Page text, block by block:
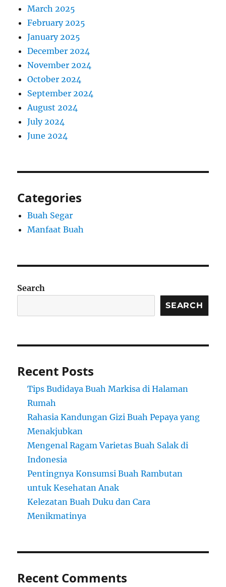
March 2025
February 2025
January 2025
December 2024
November 2024
October 2024
September 2024
August 2024
July 2024
June 2024
Categories
Buah Segar
Manfaat Buah
Search
SEARCH
Recent Posts
Tips Budidaya Buah Markisa di Halaman
Rumah
Rahasia Kandungan Gizi Buah Pepaya yang
Menakjubkan
Mengenal Ragam Varietas Buah Salak di
Indonesia
Pentingnya Konsumsi Buah Rambutan
untuk Kesehatan Anak
Kelezatan Buah Duku dan Cara
Menikmatinya
Recent Comments